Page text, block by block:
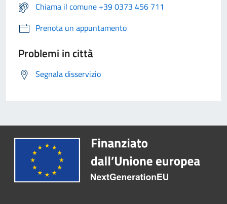
Chiama il comune +39 0373 456 711
Prenota un appuntamento
Problemi in città
Segnala disservizio